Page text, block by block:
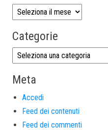
Categorie
Meta
Accedi
Feed dei contenuti
Feed dei commenti